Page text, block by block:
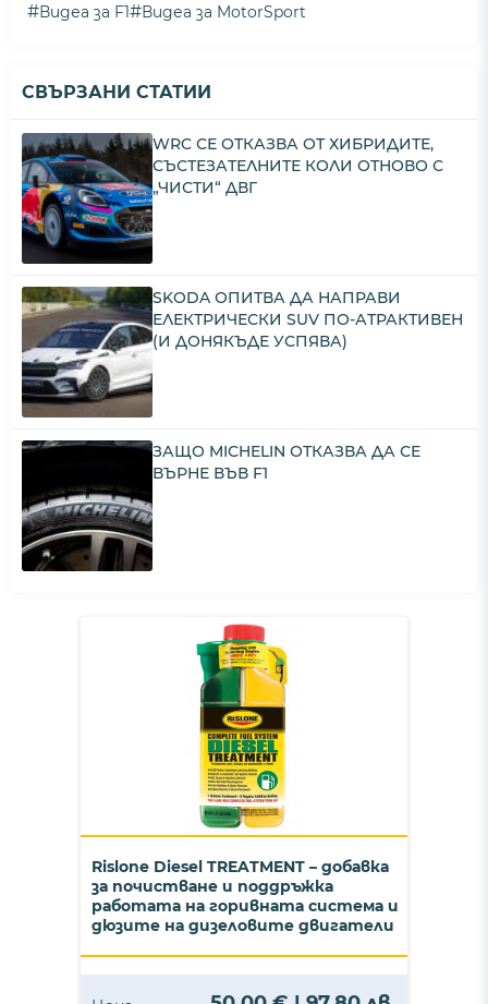
#Видеа за F1#Видеа за MotorSport
СВЪРЗАНИ СТАТИИ
WRC СЕ ОТКАЗВА ОТ ХИБРИДИТЕ,
СЪСТЕЗАТЕЛНИТЕ КОЛИ ОТНОВО С
„ЧИСТИ“ ДВГ
SKODA ОПИТВА ДА НАПРАВИ
ЕЛЕКТРИЧЕСКИ SUV ПО-АТРАКТИВЕН
(И ДОНЯКЪДЕ УСПЯВА)
ЗАЩО MICHELIN ОТКАЗВА ДА СЕ
ВЪРНЕ ВЪВ F1
Rislone Diesel TREATMENT – добавка
за почистване и поддръжка
работата на горивната система и
дюзите на дизеловите двигатели